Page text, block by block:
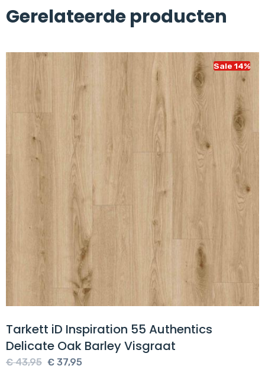
Gerelateerde producten
Sale 14%
Tarkett iD Inspiration 55 Authentics
Delicate Oak Barley Visgraat
€43,95 Oorspronkelijke
€ 37,95